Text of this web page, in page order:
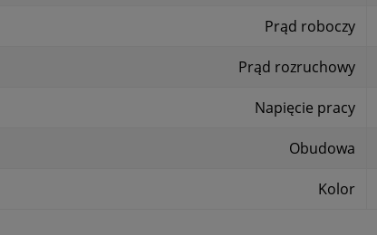
Prąd roboczy
Prąd rozruchowy
Napięcie pracy
Obudowa
Kolor